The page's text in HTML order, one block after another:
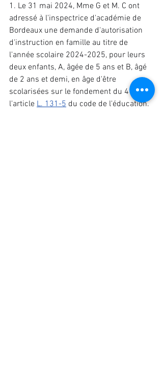
1. Le 31 mai 2024, Mme G et M. C ont
adressé à l'inspectrice d'académie de
Bordeaux une demande d'autorisation
d'instruction en famille au titre de
l'année scolaire 2024-2025, pour leurs
deux enfants, A, âgée de 5 ans et B, âgé
de 2 ans et demi, en âge d'être
scolarisées sur le fondement du 4° de
l'article L. 131-5 du code de l'éducation.